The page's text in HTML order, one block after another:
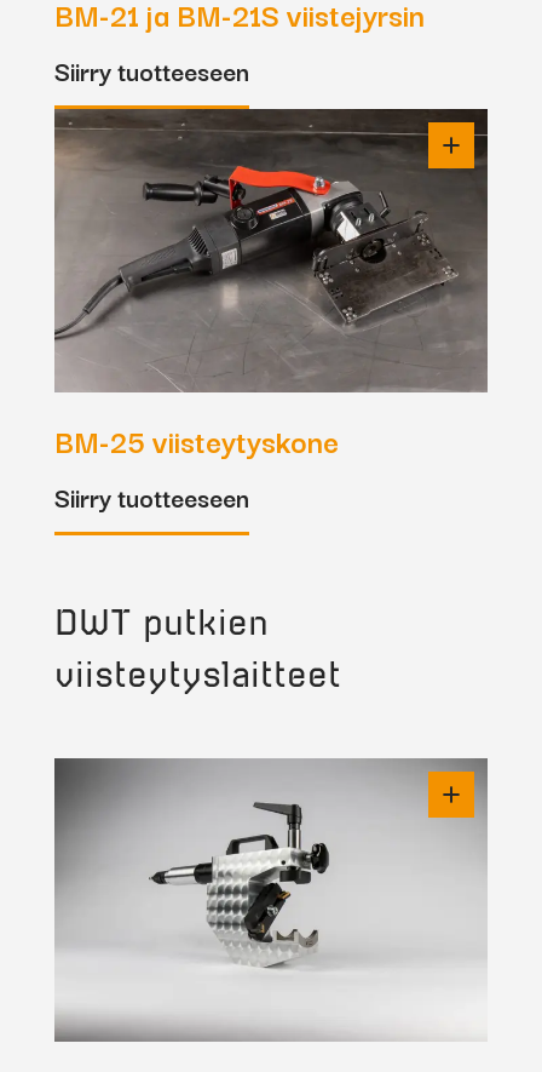
BM-21 ja BM-21S viistejyrsin
Siirry tuotteeseen
BM-25 viisteytyskone
Siirry tuotteeseen
DWT putkien
viisteytyslaitteet